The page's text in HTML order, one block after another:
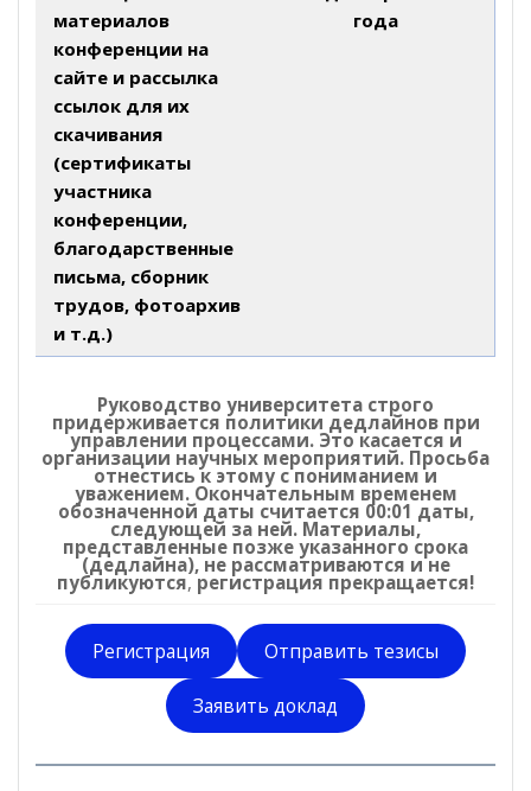
материалов
конференции на
сайте и рассылка
ссылок для их
скачивания
(сертификаты
участника
конференции,
благодарственные
письма, сборник
трудов, фотоархив
и т.д.)
года
Руководство университета строго
придерживается политики дедлайнов при
управлении процессами. Это касается и
организации научных мероприятий. Просьба
отнестись к этому с пониманием и
уважением. Окончательным временем
обозначенной даты считается 00:01 даты,
следующей за ней. Материалы,
представленные позже указанного срока
(дедлайна), не рассматриваются и не
публикуются, регистрация прекращается!
Регистрация Отправить тезисы
Заявить доклад